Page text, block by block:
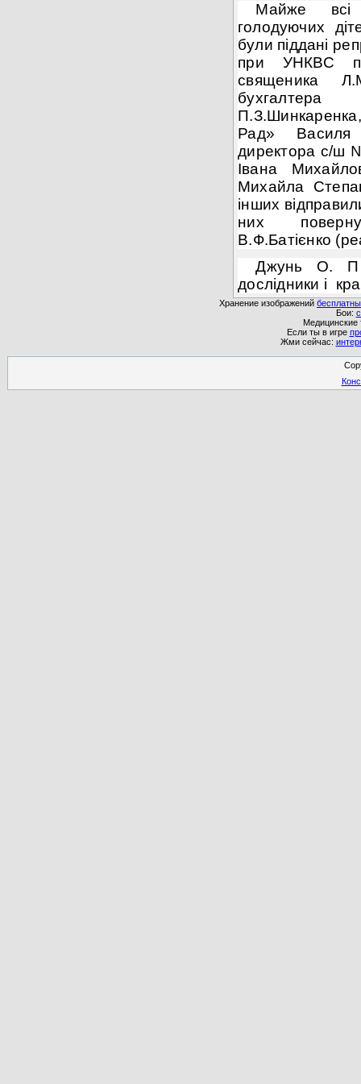
Майже всі
голодуючих
були піддані
при УНКВС по
священика
бухгалтера
Рад» Василя
директора с/ш
Івана
Михайла
інших
них
В.Ф.Батієнко
Джунь О. П
дослідники і
Хранение изображений
Бои:
Медицинские
Если ты в игре
Жми сейчас: